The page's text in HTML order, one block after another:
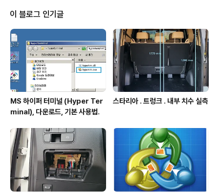
b.com/제조사 제공 튜토리얼 : http://visualgdb.com/t
utorials/ VisualGDB 설치전 필수요구사항 : Visual Stu
dio 2015 설치 -> http://igotit.tist..
이 블로그 인기글
MS 하이퍼 터미널 (Hyper Ter
minal), 다운로드, 기본 사용법.
스타리아 . 트렁크 . 내부 치수 실측